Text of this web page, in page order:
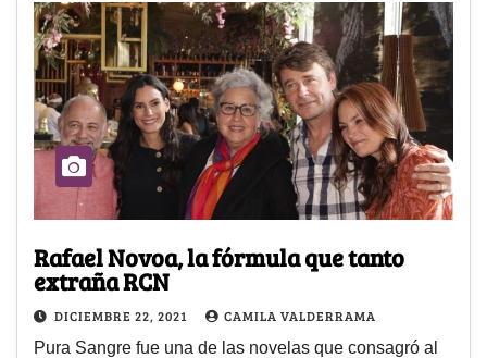
Rafael Novoa, la fórmula que tanto
extraña RCN
DICIEMBRE 22, 2021 CAMILA VALDERRAMA
Pura Sangre fue una de las novelas que consagró al